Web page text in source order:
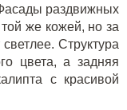
раздвижных
же кожей, но за
Структура
цвета, а задняя
с красивой